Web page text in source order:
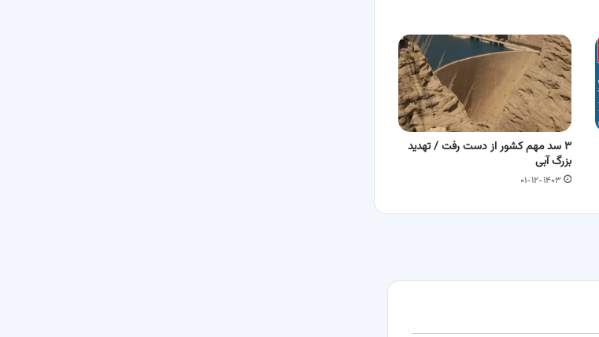
۳ سد مهم کشور از دست رفت / تهدید
بزرگ آبی
۰۱-۱۲-۱۴۰۳